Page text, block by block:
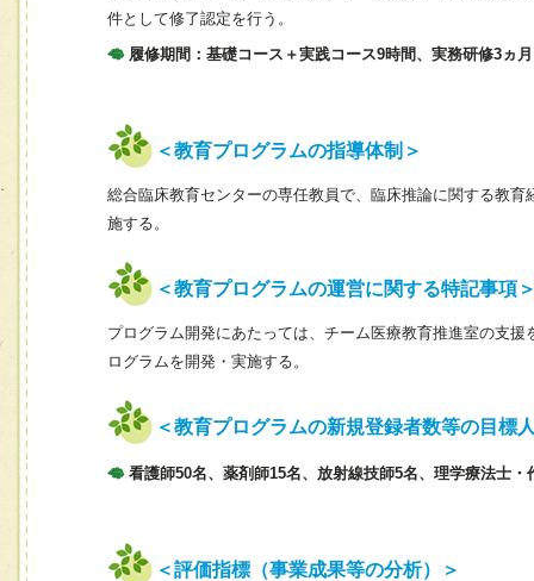
件として修了認定を行う。
履修期間：基礎コース＋実践コース9時間、実務研修3ヵ月
＜教育プログラムの指導体制＞
総合臨床教育センターの専任教員で、臨床推論に関する教
施する。
＜教育プログラムの運営に関する特記事項
プログラム開発にあたっては、チーム医療教育推進室の支
ログラムを開発・実施する。
＜教育プログラムの新規登録者数等の目標
看護師50名、薬剤師15名、放射線技師5名、理学療法士
＜評価指標（事業成果等の分析）＞